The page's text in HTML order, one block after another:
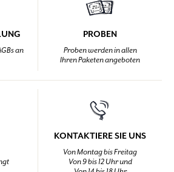
an
PROBEN
Proben werden in allen
Ihren Paketen angeboten
KONTAKTIERE SIE UNS
Von Montag bis Freitag
Von 9 bis 12 Uhr und